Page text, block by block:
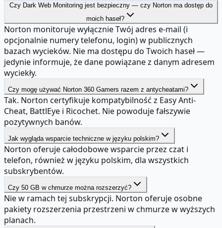
Czy Dark Web Monitoring jest bezpieczny — czy Norton ma dostęp do
moich haseł?
Norton monitoruje wyłącznie Twój adres e-mail (i
opcjonalnie numery telefonu, login) w publicznych
bazach wycieków. Nie ma dostępu do Twoich haseł —
jedynie informuje, że dane powiązane z danym adresem
wyciekły.
Czy mogę używać Norton 360 Gamers razem z antycheatami?
Tak. Norton certyfikuje kompatybilność z Easy Anti-
Cheat, BattlEye i Ricochet. Nie powoduje fałszywie
pozytywnych banów.
Jak wygląda wsparcie techniczne w języku polskim?
Norton oferuje całodobowe wsparcie przez czat i
telefon, również w języku polskim, dla wszystkich
subskrybentów.
Czy 50 GB w chmurze można rozszerzyć?
Nie w ramach tej subskrypcji. Norton oferuje osobne
pakiety rozszerzenia przestrzeni w chmurze w wyższych
planach.